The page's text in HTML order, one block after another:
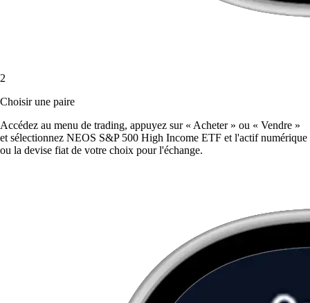
2
Choisir une paire
Accédez au menu de trading, appuyez sur « Acheter » ou « Vendre »
et sélectionnez NEOS S&P 500 High Income ETF et l'actif numérique
ou la devise fiat de votre choix pour l'échange.